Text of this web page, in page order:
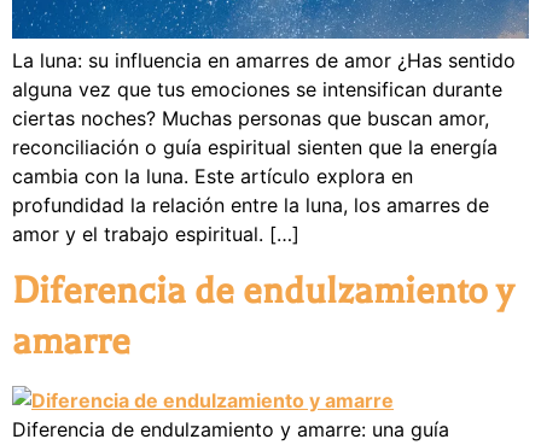
La luna: su influencia en amarres de amor ¿Has sentido
alguna vez que tus emociones se intensifican durante
ciertas noches? Muchas personas que buscan amor,
reconciliación o guía espiritual sienten que la energía
cambia con la luna. Este artículo explora en
profundidad la relación entre la luna, los amarres de
amor y el trabajo espiritual. […]
Diferencia de endulzamiento y
amarre
Diferencia de endulzamiento y amarre: una guía